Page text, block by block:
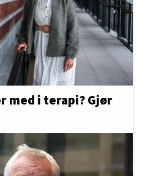
med i terapi? Gjør